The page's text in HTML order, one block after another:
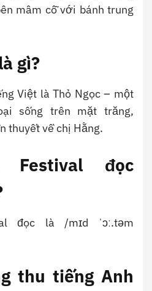
mâm cỗ với bánh trung
gì?
Việt là Thỏ Ngọc – một
sống trên mặt trăng,
thuyết về chị Hằng.
Festival đọc
đọc là /mɪd ˈɔː.təm
thu tiếng Anh